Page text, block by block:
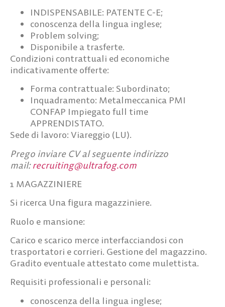
INDISPENSABILE: PATENTE C-E;
conoscenza della lingua inglese;
Problem solving;
Disponibile a trasferte.
Condizioni contrattuali ed economiche
indicativamente offerte:
Forma contrattuale: Subordinato;
Inquadramento: Metalmeccanica PMI
CONFAP Impiegato full time
APPRENDISTATO.
Sede di lavoro: Viareggio (LU).
Prego inviare CV al seguente indirizzo
mail:recruiting@ultrafog.com
1 MAGAZZINIERE
Si ricerca Una figura magazziniere.
Ruolo e mansione:
Carico e scarico merce interfacciandosi con
trasportatori e corrieri. Gestione del magazzino.
Gradito eventuale attestato come mulettista.
Requisiti professionali e personali:
conoscenza della lingua inglese;